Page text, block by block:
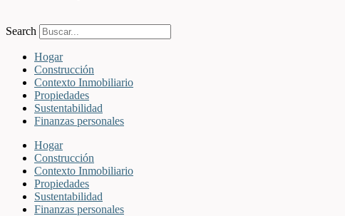
Search
Hogar
Construcción
Contexto Inmobiliario
Propiedades
Sustentabilidad
Finanzas personales
Hogar
Construcción
Contexto Inmobiliario
Propiedades
Sustentabilidad
Finanzas personales